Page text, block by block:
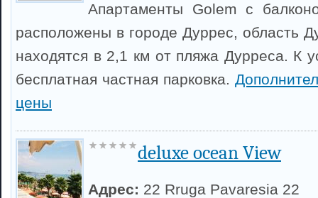
Апартаменты Golem с
расположены в городе Дуррес, область
находятся в 2,1 км от пляжа Дурреса. К
бесплатная частная парковка.
цены
deluxe ocean View
Адрес: 22 Rruga Pavaresia 22